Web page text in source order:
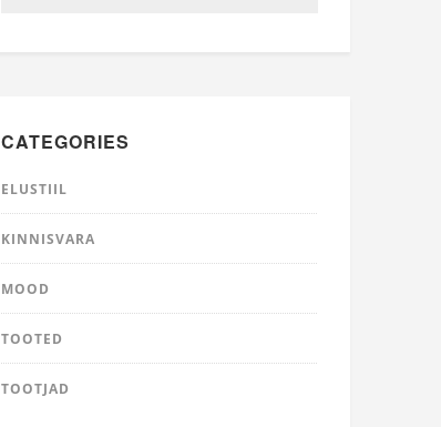
CATEGORIES
ELUSTIIL
KINNISVARA
MOOD
TOOTED
TOOTJAD